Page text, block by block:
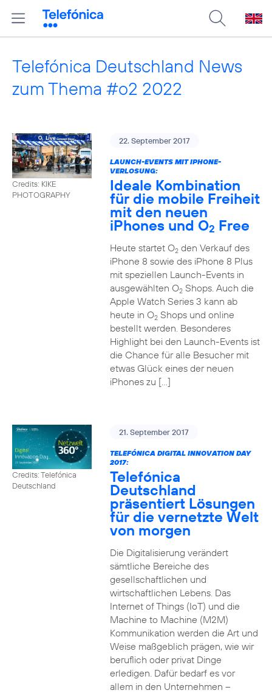
Telefónica Deutschland News
zum Thema #o2 2022
Credits: KIKE
PHOTOGRAPHY
22. September 2017
LAUNCH-EVENTS MIT IPHONE-
VERLOSUNG:
Ideale Kombination
für die mobile Freiheit
mit den neuen
iPhones und O2 Free
Heute startet O2den Verkauf des
iPhone 8 sowie des iPhone 8 Plus
mit speziellen Launch-Events in
ausgewählten O2Shops. Auch die
Apple Watch Series 3 kann ab
heute in O2Shops und online
bestellt werden. Besonderes
Highlight bei den Launch-Events ist
die Chance für alle Besucher mit
etwas Glück eines der neuen
iPhones zu […]
Credits: Telefónica
Deutschland
21. September 2017
TELEFÓNICA DIGITAL INNOVATION DAY
2017:
Telefónica
Deutschland
präsentiert Lösungen
für die vernetzte Welt
von morgen
Die Digitalisierung verändert
sämtliche Bereiche des
gesellschaftlichen und
wirtschaftlichen Lebens. Das
Internet of Things (IoT) und die
Machine to Machine (M2M)
Kommunikation werden die Art und
Weise maßgeblich prägen, wie wir
beruflich oder privat Dinge
erledigen. Dafür bedarf es vor
allem in den Unternehmen –